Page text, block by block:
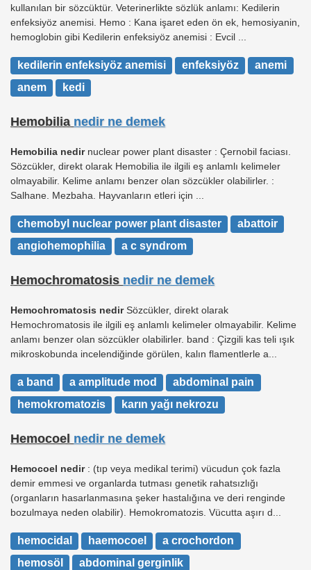
kullanılan bir sözcüktür. Veterinerlikte sözlük anlamı: Kedilerin
enfeksiyöz anemisi. Hemo : Kana işaret eden ön ek, hemosiyanin,
hemoglobin gibi Kedilerin enfeksiyöz anemisi : Evcil ...
kedilerin enfeksiyöz anemisi enfeksiyöz
anemi
anem
kedi
Hemobilia nedir ne demek
Hemobilia nedirnuclear power plant disaster : Çernobil faciası.
Sözcükler, direkt olarak Hemobilia ile ilgili eş anlamlı kelimeler
olmayabilir. Kelime anlamı benzer olan sözcükler olabilirler. :
Salhane. Mezbaha. Hayvanların etleri için ...
chemobyl nuclear power plant disaster
abattoir
angiohemophilia
a c syndrom
Hemochromatosis nedir ne demek
Hemochromatosis nedirSözcükler, direkt olarak
Hemochromatosis ile ilgili eş anlamlı kelimeler olmayabilir. Kelime
anlamı benzer olan sözcükler olabilirler. band : Çizgili kas teli ışık
mikroskobunda incelendiğinde görülen, kalın flamentlerle a...
a band a amplitude mod
abdominal pain
hemokromatozis
karın yağı nekrozu
Hemocoel nedir ne demek
Hemocoel nedir: (tıp veya medikal terimi) vücudun çok fazla
demir emmesi ve organlarda tutması genetik rahatsızlığı
(organların hasarlanmasına şeker hastalığına ve deri renginde
bozulmaya neden olabilir). Hemokromatozis. Vücutta aşırı d...
hemocidal haemocoel
a crochordon
hemosöl
abdominal gerginlik